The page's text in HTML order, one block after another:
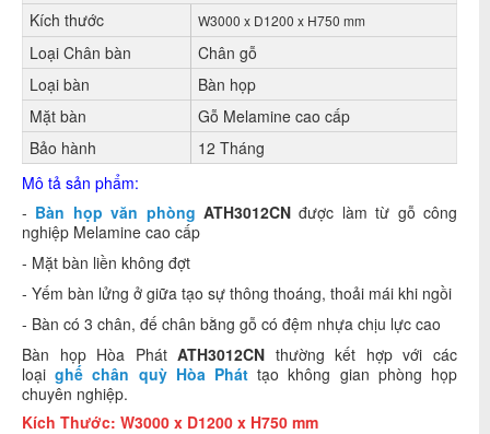
Kích thước
W3000 x D1200 x H750 mm
Loại Chân bàn
Chân gỗ
Loại bàn
Bàn họp
Mặt bàn
Gỗ Melamine cao cấp
Bảo hành
12 Tháng
Mô tả sản phẩm:
- Bàn họp văn phòng ATH3012CN được làm từ gỗ công
nghiệp Melamine cao cấp
- Mặt bàn liền không đợt
- Yếm bàn lửng ở giữa tạo sự thông thoáng, thoải mái khi ngồi
- Bàn có 3 chân, đế chân bằng gỗ có đệm nhựa chịu lực cao
Bàn họp Hòa PhátATH3012CN thường kết hợp với các
loạighế chân quỳ Hòa Phát tạo không gian phòng họp
chuyên nghiệp.
Kích Thước: W3000 x D1200 x H750 mm